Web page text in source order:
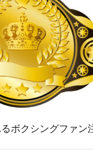
ボクシングファン